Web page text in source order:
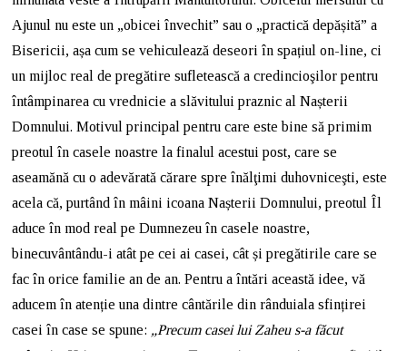
Ajunul nu este un „obicei învechit” sau o „practică depășită” a
Bisericii, așa cum se vehiculează deseori în spațiul on-line, ci
un mijloc real de pregătire sufletească a credincioşilor pentru
întâmpinarea cu vrednicie a slăvitului praznic al Nașterii
Domnului. Motivul principal pentru care este bine să primim
preotul în casele noastre la finalul acestui post, care se
aseamănă cu o adevărată cărare spre înălţimi duhovniceşti, este
acela că, purtând în mâini icoana Nașterii Domnului, preotul Îl
aduce în mod real pe Dumnezeu în casele noastre,
binecuvântându-i atât pe cei ai casei, cât și pregătirile care se
fac în orice familie an de an. Pentru a întări această idee, vă
aducem în atenție una dintre cântările din rânduiala sfințirei
casei în case se spune: „Precum casei lui Zaheu s-a făcut